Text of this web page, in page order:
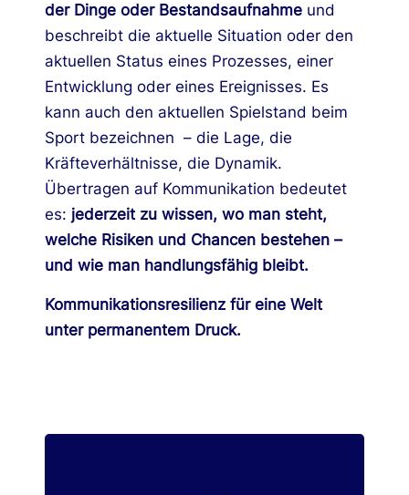
der Dinge oder Bestandsaufnahme und
beschreibt die aktuelle Situation oder den
aktuellen Status eines Prozesses, einer
Entwicklung oder eines Ereignisses. Es
kann auch den aktuellen Spielstand beim
Sport bezeichnen – die Lage, die
Kräfteverhältnisse, die Dynamik.
Übertragen auf Kommunikation bedeutet
es: jederzeit zu wissen, wo man steht,
welche Risiken und Chancen bestehen –
und wie man handlungsfähig bleibt.
Kommunikationsresilienz für eine Welt
unter permanentem Druck.